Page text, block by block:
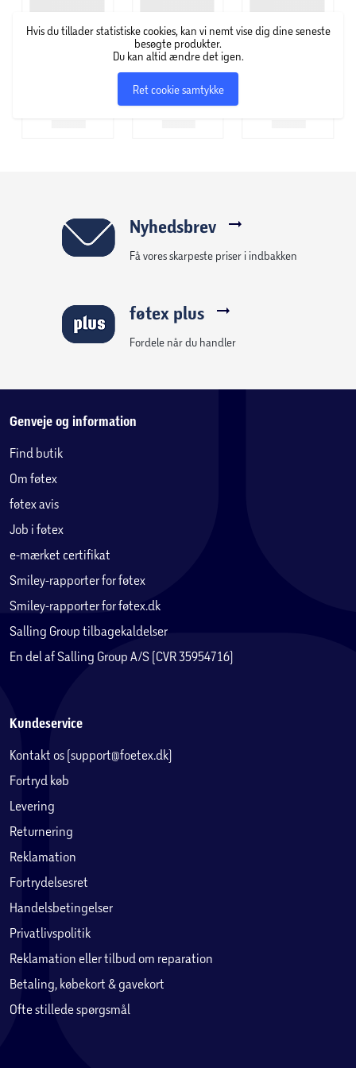
Hvis du tillader statistiske cookies, kan vi nemt vise dig dine seneste
besøgte produkter.
Du kan altid ændre det igen.
Ret cookie samtykke
Nyhedsbrev
Få vores skarpeste priser i indbakken
føtex plus
Fordele når du handler
Genveje og information
Find butik
Om føtex
føtex avis
Job i føtex
e-mærket certifikat
Smiley-rapporter for føtex
Smiley-rapporter for føtex.dk
Salling Group tilbagekaldelser
En del af Salling Group A/S (CVR 35954716)
Kundeservice
Kontakt os (support@foetex.dk)
Fortryd køb
Levering
Returnering
Reklamation
Fortrydelsesret
Handelsbetingelser
Privatlivspolitik
Reklamation eller tilbud om reparation
Betaling, købekort & gavekort
Ofte stillede spørgsmål